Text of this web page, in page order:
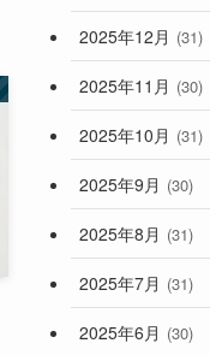
2025年12月 (31)
2025年11月 (30)
2025年10月 (31)
2025年9月 (30)
2025年8月 (31)
2025年7月 (31)
2025年6月 (30)